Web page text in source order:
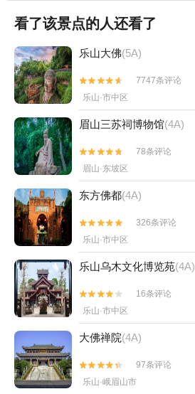
看了该景点的人还看了
乐山大佛(5A)


7747条评论
乐山·市中区
眉山三苏祠博物馆(4A)


78条评论
眉山·东坡区
东方佛都(4A)


326条评论
乐山·市中区
乐山乌木文化博览苑(4A)


16条评论
乐山·市中区
大佛禅院(4A)


97条评论
乐山·峨眉山市